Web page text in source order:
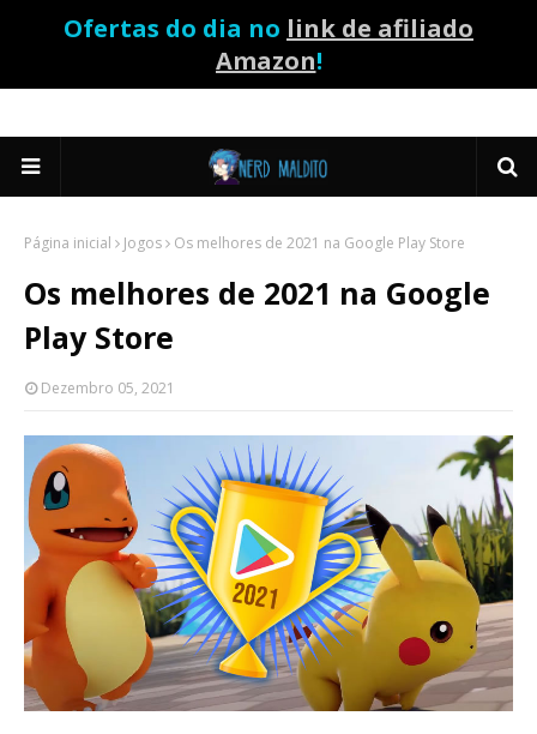
Ofertas do dia no link de afiliado
Amazon!
Página inicial Jogos Os melhores de 2021 na Google Play Store
Os melhores de 2021 na Google
Play Store
Dezembro 05, 2021